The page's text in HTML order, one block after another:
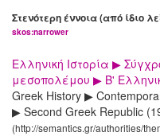
Στενότερη έννοια (από ίδιο
skos:narrower
Ελληνική Ιστορία ▶
μεσοπολέμου ▶ Β'
Greek History ▶
▶ Second Greek Republic
(http://semantics.gr/authorities/